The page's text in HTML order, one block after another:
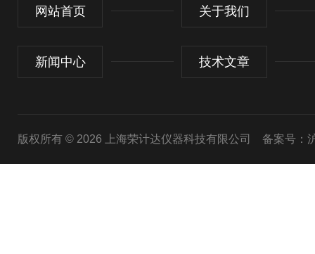
网站首页 关于我们
新闻中心 技术文章
版权所有 © 2026 上海荣计达仪器科技有限公司 备案号：